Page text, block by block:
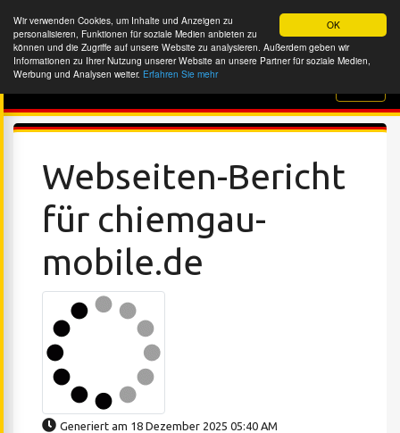
OK
Wir verwenden Cookies, um Inhalte und Anzeigen zu
personalisieren, Funktionen für soziale Medien anbieten zu
können und die Zugriffe auf unsere Website zu analysieren. Außerdem geben wir
Informationen zu Ihrer Nutzung unserer Website an unsere Partner für soziale Medien,
Werbung und Analysen weiter. Erfahren Sie mehr
Website-Überprüfung
Webseiten-Bericht
für chiemgau-
mobile.de
Generiert am 18 Dezember 2025 05:40 AM